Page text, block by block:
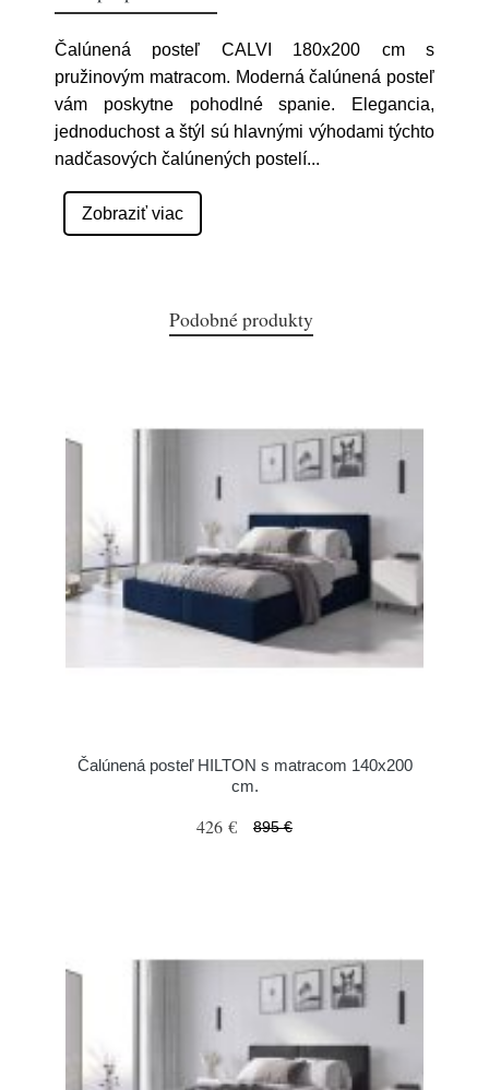
Čalúnená posteľ CALVI 180x200 cm s
pružinovým matracom. Moderná čalúnená posteľ
vám poskytne pohodlné spanie. Elegancia,
jednoduchost a štýl sú hlavnými výhodami týchto
nadčasových čalúnených postelí...
Zobraziť viac
Podobné produkty
Čalúnená posteľ HILTON s matracom 140x200
cm.
426 € 895 €